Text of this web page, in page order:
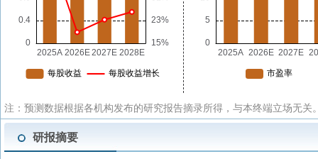
注：预测数据根据各机构发布的研究报告摘录所得，与本终端立场无
研报摘要